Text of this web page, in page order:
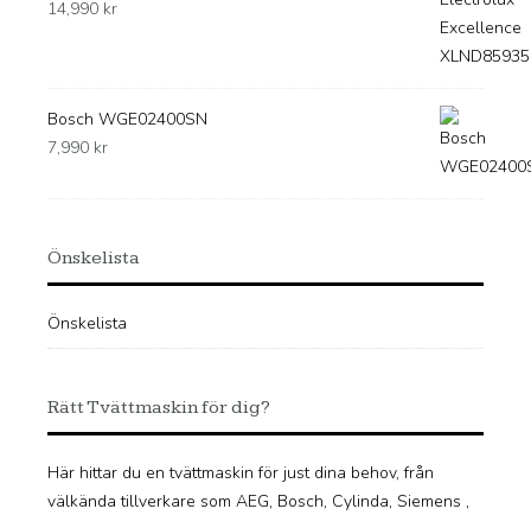
14,990 kr
Bosch WGE02400SN
7,990 kr
Önskelista
Önskelista
Rätt Tvättmaskin för dig?
Här hittar du en tvättmaskin för just dina behov, från
välkända tillverkare som AEG, Bosch, Cylinda, Siemens ,